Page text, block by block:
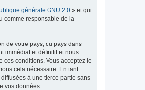
générale GNU 2.0 » et qui
comme responsable de la
de votre pays, du pays dans
immédiat et définitif et nous
ces conditions. Vous acceptez le
cela nécessaire. En tant
à une tierce partie sans
vos données.